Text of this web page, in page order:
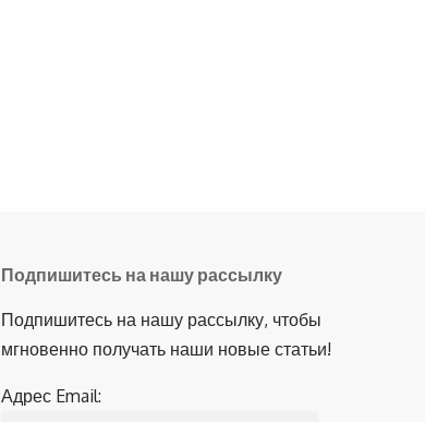
Подпишитесь на нашу рассылку
Подпишитесь на нашу рассылку, чтобы
мгновенно получать наши новые статьи!
Адрес Email: